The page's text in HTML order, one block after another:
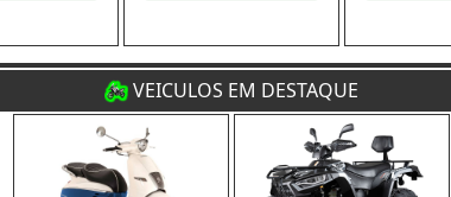
VEICULOS EM DESTAQUE